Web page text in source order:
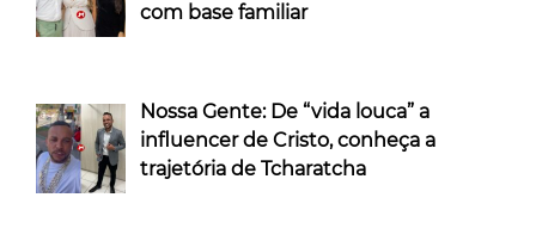
com base familiar
Nossa Gente: De “vida louca” a
influencer de Cristo, conheça a
trajetória de Tcharatcha